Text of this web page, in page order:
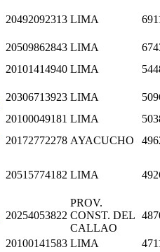
20492092313 LIMA
20509862843 LIMA
20101414940 LIMA
20306713923 LIMA
20100049181 LIMA
20172772278 AYACUCHO
20515774182 LIMA
20254053822
PROV.
CONST. DEL
CALLAO
20100141583 LIMA